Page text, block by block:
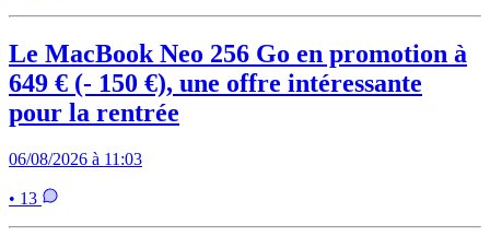
Le MacBook Neo 256 Go en promotion à
649 € (- 150 €), une offre intéressante
pour la rentrée
06/08/2026 à 11:03
• 13